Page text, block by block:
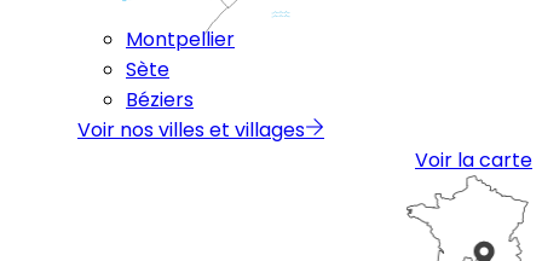
Montpellier
Sète
Béziers
Voir nos villes et villages
Voir la carte